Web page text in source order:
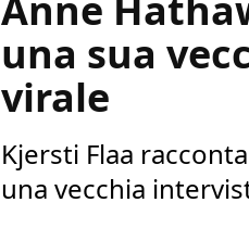
Anne
una sua
virale
Kjersti Flaa
una vecchia